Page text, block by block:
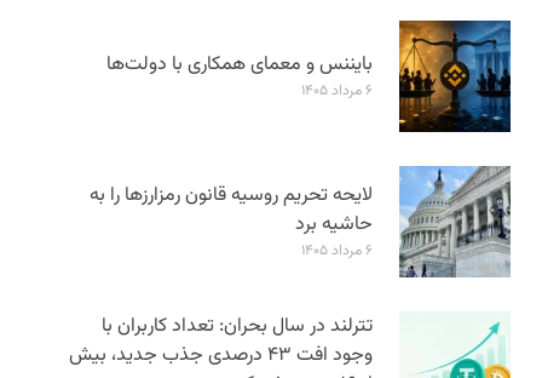
بایننس و معمای همکاری با دولت‌ها
۶ مرداد ۱۴۰۵
لایحه تحریم روسیه قانون رمزارزها را به
حاشیه برد
۶ مرداد ۱۴۰۵
تترلند در سال بحران: تعداد کاربران با
وجود افت ۴۳ درصدی جذب جدید، بیش